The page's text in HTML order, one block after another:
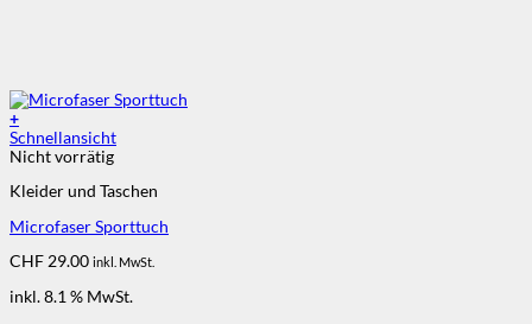
+
Schnellansicht
Nicht vorrätig
Kleider und Taschen
Microfaser Sporttuch
CHF29.00 inkl. MwSt.
inkl. 8.1 % MwSt.